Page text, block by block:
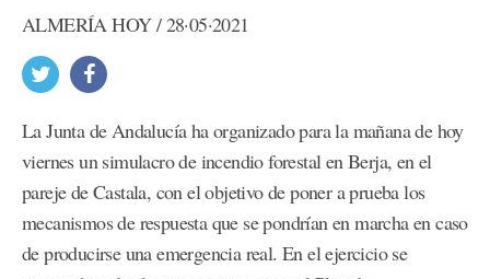
ALMERÍA HOY / 28·05·2021
La Junta de Andalucía ha organizado para la mañana de hoy
viernes un simulacro de incendio forestal en Berja, en el
pareje de Castala, con el objetivo de poner a prueba los
mecanismos de respuesta que se pondrían en marcha en caso
de producirse una emergencia real. En el ejercicio se